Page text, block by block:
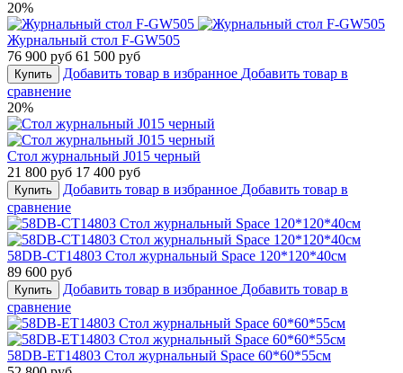
20%
Журнальный стол F-GW505
76 900 руб 61 500 руб
Купить Добавить товар в избранное Добавить товар в
сравнение
20%
Стол журнальный J015 черный
21 800 руб 17 400 руб
Купить Добавить товар в избранное Добавить товар в
сравнение
58DB-CT14803 Стол журнальный Space 120*120*40см
89 600 руб
Купить Добавить товар в избранное Добавить товар в
сравнение
58DB-ET14803 Стол журнальный Space 60*60*55см